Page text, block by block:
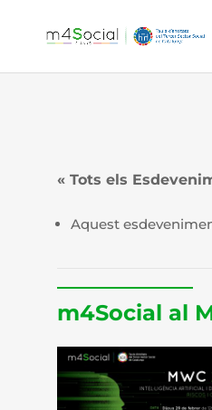
« Tots els
Aquest
m4Social al